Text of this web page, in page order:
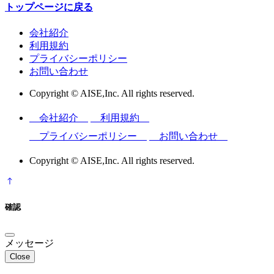
トップページに戻る
会社紹介
利用規約
プライバシーポリシー
お問い合わせ
Copyright © AISE,Inc. All rights reserved.
会社紹介
利用規約
プライバシーポリシー
お問い合わせ
Copyright © AISE,Inc. All rights reserved.
確認
メッセージ
Close